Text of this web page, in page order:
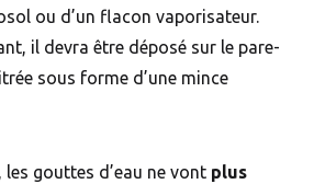
ou d’un flacon vaporisateur.
il devra être déposé sur le pare-
sous forme d’une mince
les gouttes d’eau ne vont plus